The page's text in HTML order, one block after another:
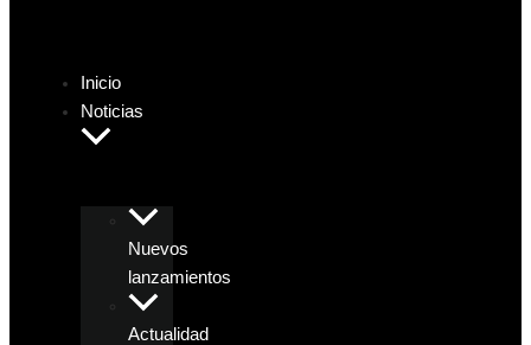
Inicio
Noticias
Nuevos
lanzamientos
Actualidad